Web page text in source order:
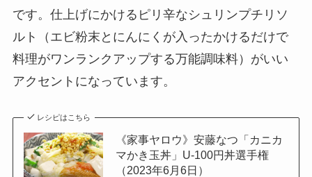
です。仕上げにかけるピリ辛なシュリンプチリソ
ルト（エビ粉末とにんにくが入ったかけるだけで
料理がワンランクアップする万能調味料）がいい
アクセントになっています。
レシピはこちら
《家事ヤロウ》安藤なつ「カニカ
マかき玉丼」U-100円丼選手権
（2023年6月6日）